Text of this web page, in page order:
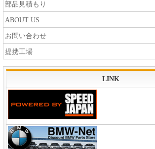
部品見積もり
ABOUT US
お問い合わせ
提携工場
LINK